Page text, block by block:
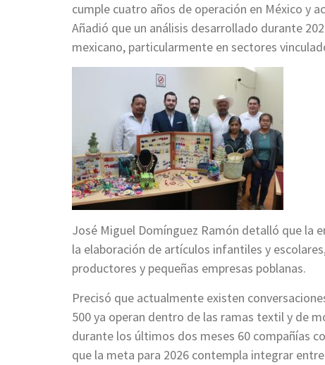
cumple cuatro años de operación en México y
Añadió que un análisis desarrollado durante
mexicano, particularmente en sectores
José Miguel Domínguez Ramón detalló que la
la elaboración de artículos infantiles y
productores y pequeñas empresas poblanas.
Precisó que actualmente existen
500 ya operan dentro de las ramas textil y de
durante los últimos dos meses 60 compañías
que la meta para 2026 contempla integrar